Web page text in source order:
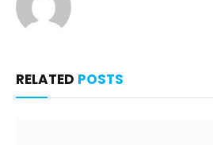
RELATED POSTS